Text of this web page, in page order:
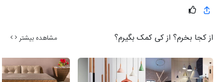
از کجا بخرم؟ از کی کمک بگیرم؟ مشاهده بیشتر